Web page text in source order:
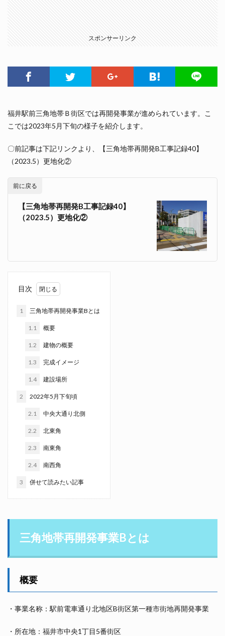
スポンサーリンク
福井駅前三角地帯Ｂ街区では再開発事業が進められています。こ
こでは2023年5月下旬の様子を紹介します。
〇前記事は下記リンクより、【三角地帯再開発B工事記録40】
（2023.5）更地化②
前に戻る
【三角地帯再開発B工事記録40】
（2023.5）更地化②
目次
1 三角地帯再開発事業Bとは
1.1 概要
1.2 建物の概要
1.3 完成イメージ
1.4 建設場所
2 2022年5月下旬頃
2.1 中央大通り北側
2.2 北東角
2.3 南東角
2.4 南西角
3 併せて読みたい記事
三角地帯再開発事業Bとは
概要
・事業名称：駅前電車通り北地区B街区第一種市街地再開発事業
・所在地：福井市中央1丁目5番街区